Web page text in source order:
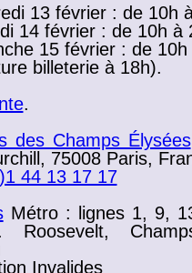
13 février : de 10h
14 février : de 10h à
15 février : de 10h
billeterie à 18h).
.
des Champs Élysées
75008 Paris,
44 13 17 17
Métro : lignes 1, 9,
Roosevelt,
Invalides